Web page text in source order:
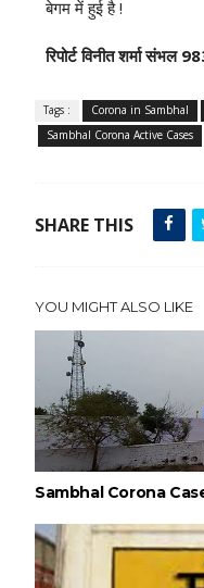
बेगम में हुई है !
रिपोर्ट विनीत शर्मा संभल
Tags : Corona in Sambhal
Sambhal Corona Active Cases
SHARE THIS
YOU MIGHT ALSO LIKE
Sambhal Corona